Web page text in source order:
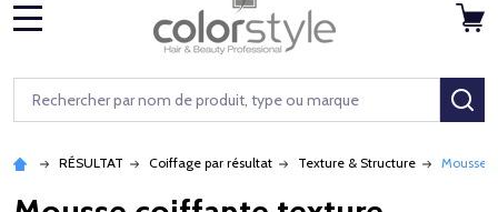
Rechercher
RÉSULTAT Coiffage par résultat Texture & Structure Mousse